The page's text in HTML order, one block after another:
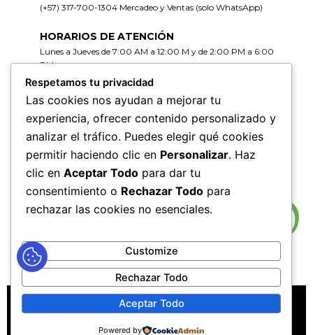
(+57) 317-700-1304 Mercadeo y Ventas (solo WhatsApp)
HORARIOS DE ATENCIÓN
Lunes a Jueves de 7:00 AM a 12:00 M y de 2:00 PM a 6:00
PM
Viernes de 7:00 AM a 12:00 M y de 2:00 PM a 5:00 PM
HORARIOS DE RADICACIÓN DE
CORRESPONDENCIA
Lunes a Jueves de 7:30 AM a 11:30 AM y de 2:00 PM a 5:00
PM
Viernes de 7:30 AM a 11:30 PM y de 2:00 PM a 4:00 PM
MAPA DEL SITIOPOLÍTICAS DE PRIVACIDAD
POLÍTICAS DE DERECHOS DE AUTOR
Respetamos tu privacidad
Las cookies nos ayudan a mejorar tu
experiencia, ofrecer contenido personalizado y
analizar el tráfico. Puedes elegir qué cookies
permitir haciendo clic en Personalizar. Haz
clic en Aceptar Todo para dar tu
consentimiento o Rechazar Todo para
rechazar las cookies no esenciales.
Customize
Rechazar Todo
Aceptar Todo
Powered by